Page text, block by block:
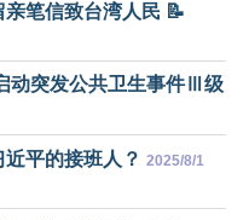
笔信致台湾人民 📝
动突发公共卫生事件Ⅲ级
平的接班人？ 2025/8/1